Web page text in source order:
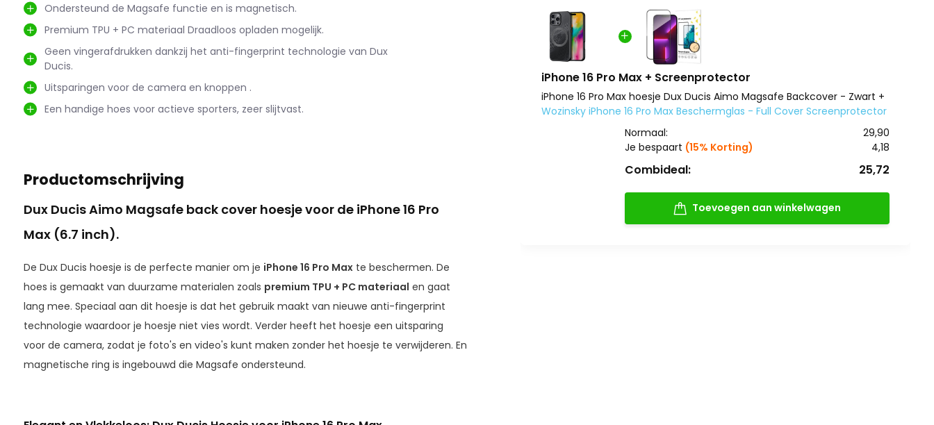
Ondersteund de Magsafe functie en is magnetisch.
Premium TPU + PC materiaal Draadloos opladen mogelijk.
Geen vingerafdrukken dankzij het anti-fingerprint technologie van Dux
Ducis.
Uitsparingen voor de camera en knoppen .
Een handige hoes voor actieve sporters, zeer slijtvast.
Productomschrijving
Dux Ducis Aimo Magsafe back cover hoesje voor de iPhone 16 Pro
Max (6.7 inch).
De Dux Ducis hoesje is de perfecte manier om je iPhone 16 Pro Maxte beschermen. De
hoes is gemaakt van duurzame materialen zoals premium TPU + PC materiaal en gaat
lang mee. Speciaal aan dit hoesje is dat het gebruik maakt van nieuwe anti-fingerprint
technologie waardoor je hoesje niet vies wordt. Verder heeft het hoesje een uitsparing
voor de camera, zodat je foto's en video's kunt maken zonder het hoesje te verwijderen. En
magnetische ring is ingebouwd die Magsafe ondersteund.
iPhone 16 Pro Max + Screenprotector
iPhone 16 Pro Max hoesje Dux Ducis Aimo Magsafe Backcover - Zwart +
Wozinsky iPhone 16 Pro Max Beschermglas - Full Cover Screenprotector
Normaal:
29,90
Je bespaart (15% Korting) 4,18
Combideal: 25,72
Toevoegen aan winkelwagen